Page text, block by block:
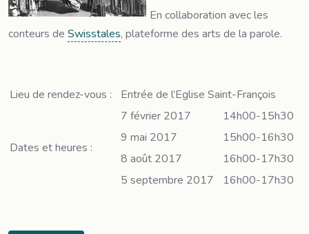
En collaboration avec les
conteurs de Swisstales, plateforme des arts de la parole.
Lieu de rendez-vous : Entrée de l’Eglise Saint-François
Dates et heures :
7 février 2017
14h00-15h30
9 mai 2017
15h00-16h30
8 août 2017
16h00-17h30
5 septembre 2017
16h00-17h30